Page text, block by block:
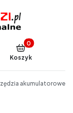
Produkty w
Koszyk
akumulatorowe